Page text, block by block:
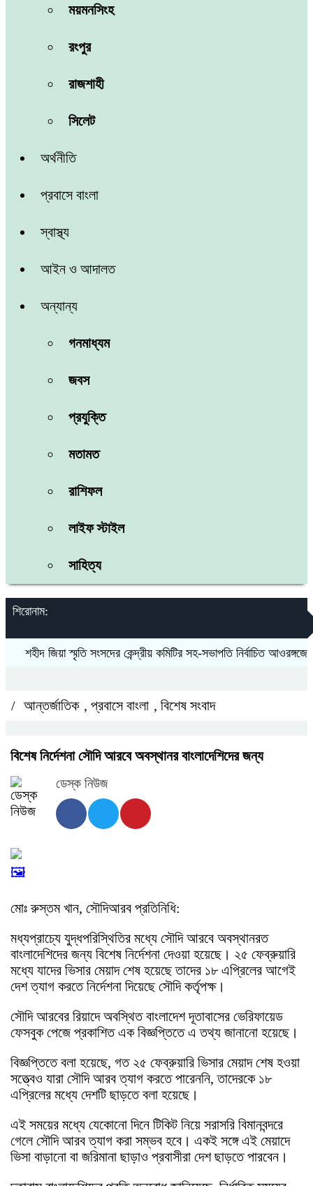
ময়মনসিংহ
রংপুর
রাজশাহী
সিলেট
অর্থনীতি
প্রবাসে বাংলা
স্বাস্থ্য
আইন ও আদালত
অন্যান্য
গনমাধ্যম
জবস
প্রযুক্তি
মতামত
রাশিফল
লাইফ স্টাইল
সাহিত্য
শিরোনাম:
শহীদ জিয়া স্মৃতি সংসদের কেন্দ্রীয় কমিটির সহ-সভাপতি নির্বাচিত আওরঙ্গজেব
/ আন্তর্জাতিক , প্রবাসে বাংলা , বিশেষ সংবাদ
বিশেষ নির্দেশনা সৌদি আরবে অবস্থানর বাংলাদেশিদের জন্য
ডেস্ক নিউজ
🖼️
মোঃ রুস্তম খান, সৌদিআরব প্রতিনিধি:
মধ্যপ্রাচ্যে যুদ্ধপরিস্থিতির মধ্যে সৌদি আরবে অবস্থানরত
বাংলাদেশিদের জন্য বিশেষ নির্দেশনা দেওয়া হয়েছে। ২৫ ফেব্রুয়ারি
মধ্যে যাদের ভিসার মেয়াদ শেষ হয়েছে তাদের ১৮ এপ্রিলের আগেই
দেশ ত্যাগ করতে নির্দেশনা দিয়েছে সৌদি কর্তৃপক্ষ।
সৌদি আরবের রিয়াদে অবস্থিত বাংলাদেশ দূতাবাসের ভেরিফায়েড
ফেসবুক পেজে প্রকাশিত এক বিজ্ঞপ্তিতে এ তথ্য জানানো হয়েছে।
বিজ্ঞপ্তিতে বলা হয়েছে, গত ২৫ ফেব্রুয়ারি ভিসার মেয়াদ শেষ হওয়া
সত্ত্বেও যারা সৌদি আরব ত্যাগ করতে পারেননি, তাদেরকে ১৮
এপ্রিলের মধ্যে দেশটি ছাড়তে বলা হয়েছে।
এই সময়ের মধ্যে যেকোনো দিনে টিকিট নিয়ে সরাসরি বিমানবন্দরে
গেলে সৌদি আরব ত্যাগ করা সম্ভব হবে। একই সঙ্গে এই মেয়াদে
ভিসা বাড়ানো বা জরিমানা ছাড়াও প্রবাসীরা দেশ ছাড়তে পারবেন।